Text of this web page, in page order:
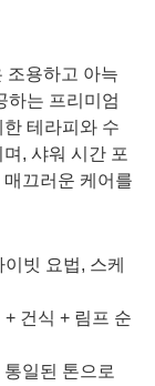
조용하고 아늑
하는 프리미엄
테라피와 수
, 샤워 시간 포
끄러운 케어를
빗 요법, 스케
건식 + 림프 순
일된 톤으로